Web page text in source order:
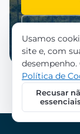
Usamos
site e, com
desempenho.
Política de
Recusar